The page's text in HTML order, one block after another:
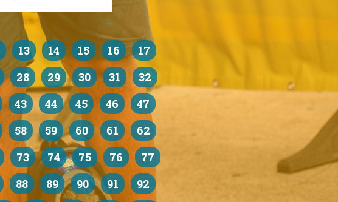
13 14 15 16
17
28 29 30 31
32
43 44 45 46
47
58 59 60 61
62
73 74 75 76
77
88 89 90 91
92